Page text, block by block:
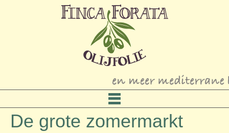
De grote zomermarkt